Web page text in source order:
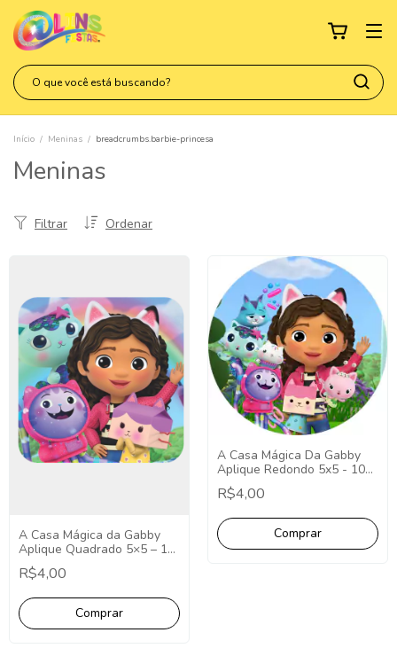
Início / Meninas / breadcrumbs.barbie-princesa
Meninas
Ordenar
Filtrar
A Casa Mágica da Gabby
Aplique Quadrado 5×5 – 10
Unidades.
R$4,00
A Casa Mágica Da Gabby
Aplique Redondo 5x5 - 10
Unidades.
R$4,00